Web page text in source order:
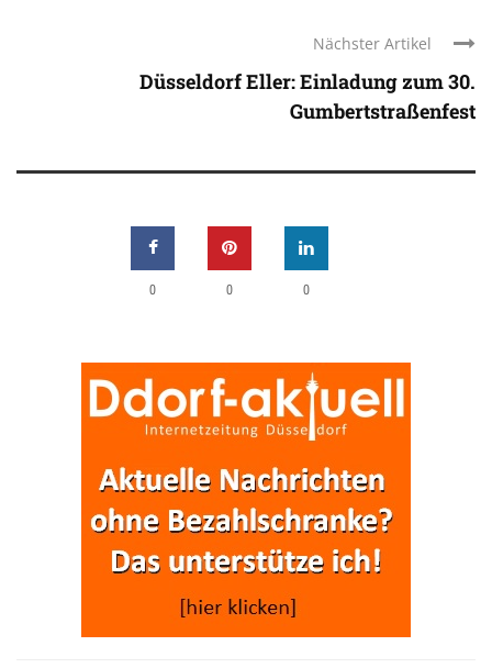
Nächster Artikel
Düsseldorf Eller: Einladung zum 30.
Gumbertstraßenfest
0 0 0